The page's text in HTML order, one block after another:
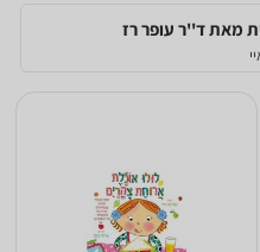
מאת ד''ר עופר רז